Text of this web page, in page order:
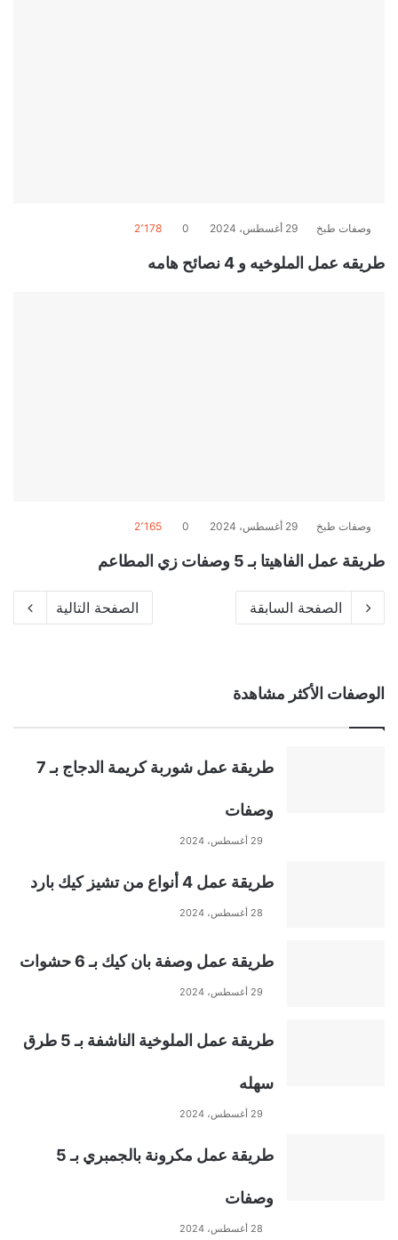
وصفات طبخ 29 أغسطس، 2024 0 2٬178
طريقه عمل الملوخيه و 4 نصائح هامه
وصفات طبخ 29 أغسطس، 2024 0 2٬165
طريقة عمل الفاهيتا بـ 5 وصفات زي المطاعم
الصفحة السابقة الصفحة التالية
الوصفات الأكثر مشاهدة
طريقة عمل شوربة كريمة الدجاج بـ 7
وصفات
29 أغسطس، 2024
طريقة عمل 4 أنواع من تشيز كيك بارد
28 أغسطس، 2024
طريقة عمل وصفة بان كيك بـ 6 حشوات
29 أغسطس، 2024
طريقة عمل الملوخية الناشفة بـ 5 طرق
سهله
29 أغسطس، 2024
طريقة عمل مكرونة بالجمبري بـ 5
وصفات
28 أغسطس، 2024